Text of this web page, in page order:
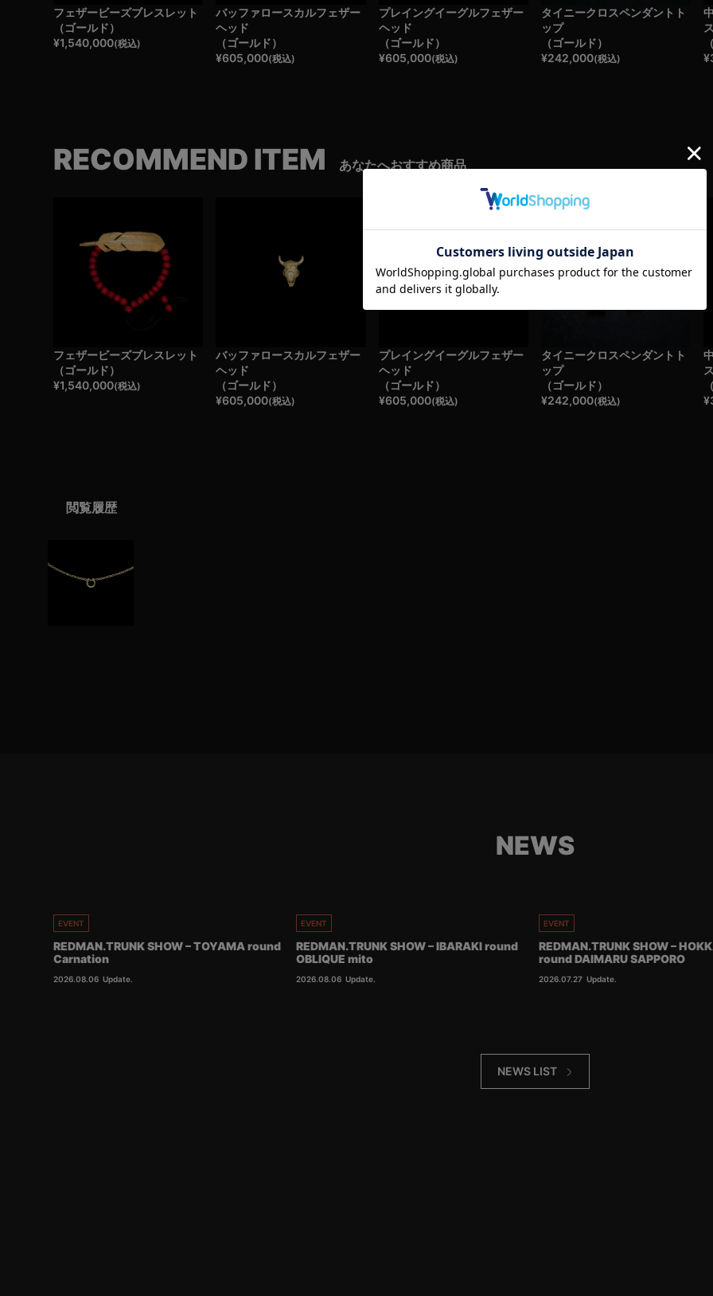
フェザービーズブレスレット
（ゴールド）
¥1,540,000(税込)
バッファロースカルフェザー
ヘッド
（ゴールド）
¥605,000(税込)
プレイングイーグルフェザー
ヘッド
（ゴールド）
¥605,000(税込)
タイニークロスペンダントト
ップ
（ゴールド）
¥242,000(税込)
¥
RECOMMEND ITEM あなたへおすすめ商品
フェザービーズブレスレット
（ゴールド）
¥1,540,000(税込)
バッファロースカルフェザー
ヘッド
（ゴールド）
¥605,000(税込)
プレイングイーグルフェザー
ヘッド
（ゴールド）
¥605,000(税込)
タイニークロスペンダントト
ップ
（ゴールド）
¥242,000(税込)
¥
閲覧履歴
NEWS
EVENT
REDMAN.TRUNK SHOW – TOYAMA round
Carnation
2026.08.06 Update.
EVENT
REDMAN.TRUNK SHOW – IBARAKI round
OBLIQUE mito
2026.08.06 Update.
EVENT
REDMAN.TRUNK SHOW –
round DAIMARU SAPPORO
2026.07.27 Update.
NEWS LIST